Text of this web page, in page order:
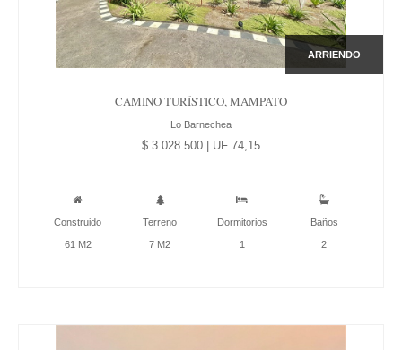
ARRIENDO
CAMINO TURÍSTICO, MAMPATO
Lo Barnechea
$ 3.028.500 | UF 74,15
Construido
61 M2
Terreno
7 M2
Dormitorios
1
Baños
2